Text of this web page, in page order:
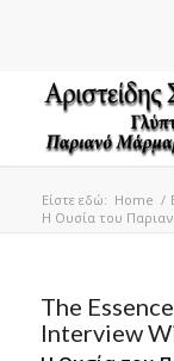
Είστε εδώ: Home /
Η Ουσία του
The
Interview